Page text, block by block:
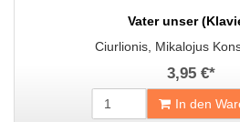
Vater unser
Ciurlionis, Mikalojus
3,95 €*
In den